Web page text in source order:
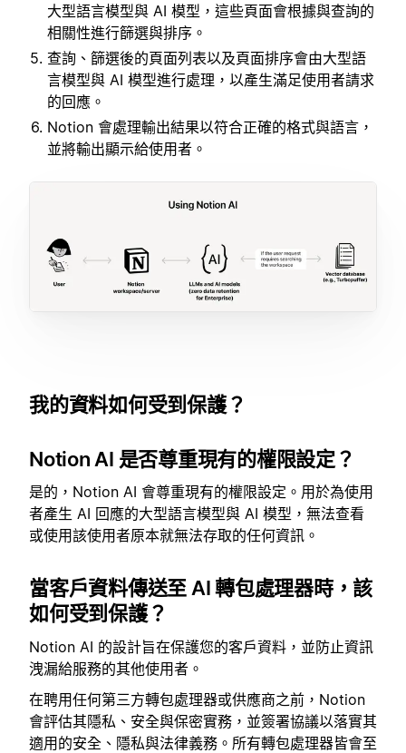
大型語言模型與 AI 模型，這些頁面會根據與查詢的
相關性進行篩選與排序。
查詢、篩選後的頁面列表以及頁面排序會由大型語
言模型與 AI 模型進行處理，以產生滿足使用者請求
的回應。
Notion 會處理輸出結果以符合正確的格式與語言，
並將輸出顯示給使用者。
我的資料如何受到保護？
Notion AI 是否尊重現有的權限設定？
是的，Notion AI 會尊重現有的權限設定。用於為使用
者產生 AI 回應的大型語言模型與 AI 模型，無法查看
或使用該使用者原本就無法存取的任何資訊。
當客戶資料傳送至 AI 轉包處理器時，該
如何受到保護？
Notion AI 的設計旨在保護您的客戶資料，並防止資訊
洩漏給服務的其他使用者。
在聘用任何第三方轉包處理器或供應商之前，Notion
會評估其隱私、安全與保密實務，並簽署協議以落實其
適用的安全、隱私與法律義務。所有轉包處理器皆會至